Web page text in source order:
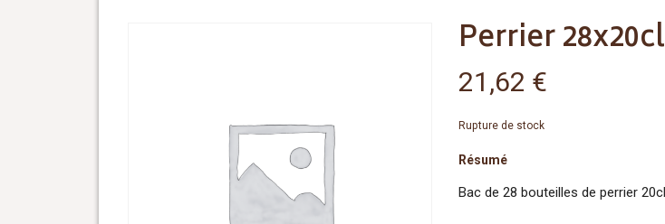
Perrier 28x20cl
21,62 €
Rupture de stock
Résumé
Bac de 28 bouteilles de perrier 20cl